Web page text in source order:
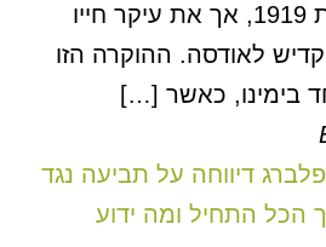
במינסק בשנת 1919, אך את עיקר חייו
לאודסה. ההוקרה הזו
בימינו, כאשר […]
דיווחה על תביעה נגד
הכל התחיל ומה ידוע